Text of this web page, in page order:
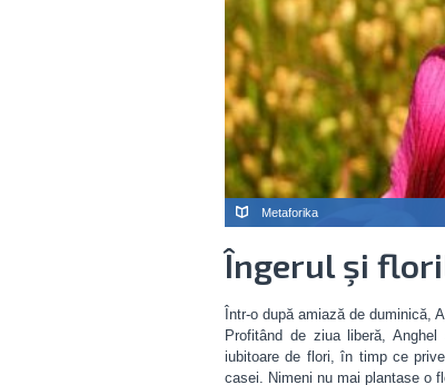
Metaforika
Îngerul şi
Într-o după amiază de duminică,
Profitând de ziua liberă,
iubitoare de flori, în timp ce
casei. Nimeni nu mai plantase o